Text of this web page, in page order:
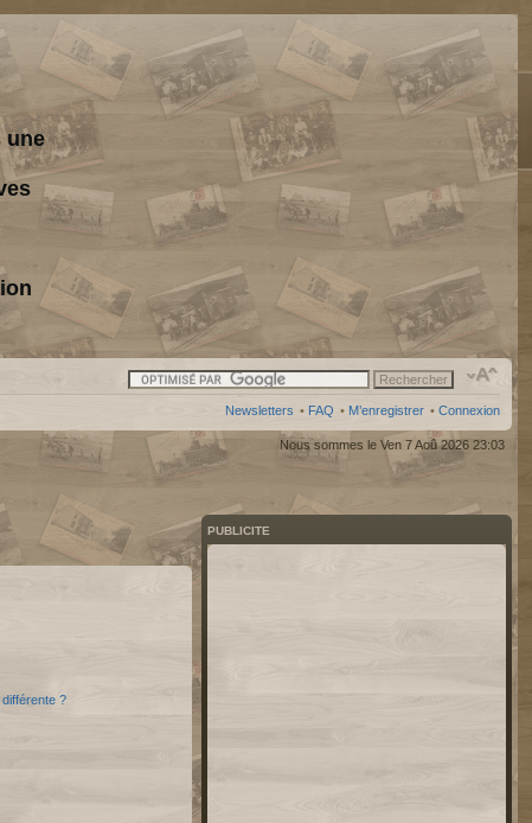
une
Newsletters • FAQ • M’enregistrer • Connexion
Nous sommes le Ven 7 Aoû 2026 23:03
?
PUBLICITE